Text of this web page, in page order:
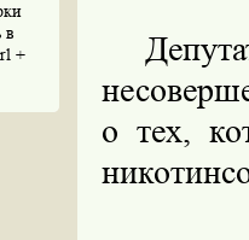
в
+
о тех,